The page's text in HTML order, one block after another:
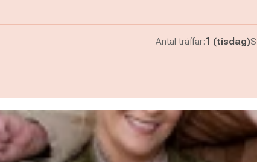
Antal träffar:1 (tisdag)